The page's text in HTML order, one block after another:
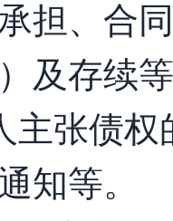
担、合
及存续
主张债
知等。